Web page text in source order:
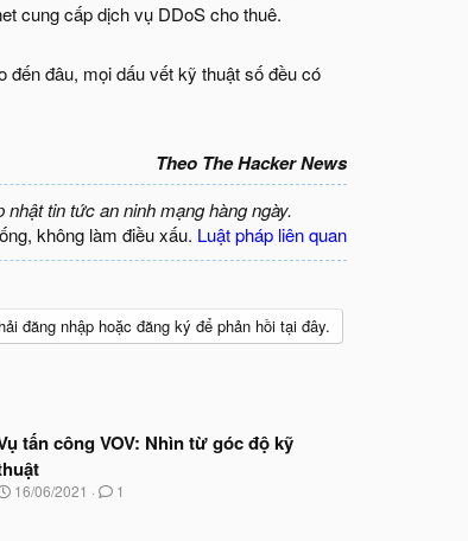
cung cấp dịch vụ DDoS cho thuê.
đến đâu, mọi dấu vết kỹ thuật số đều có
Theo The Hacker News
tin tức an ninh mạng hàng ngày.
không làm điều xấu. Luật pháp liên quan
đăng nhập hoặc đăng ký để phản hồi tại đây.
tấn công VOV: Nhìn từ góc độ kỹ
N
16/06/2021 1